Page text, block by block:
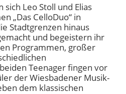
Leo Stoll und Elias
„Das CelloDuo“ in
Stadtgrenzen hinaus
und begeistern ihr
Programmen, großer
Teenager fingen vor
der Wiesbadener Musik-
dem klassischen